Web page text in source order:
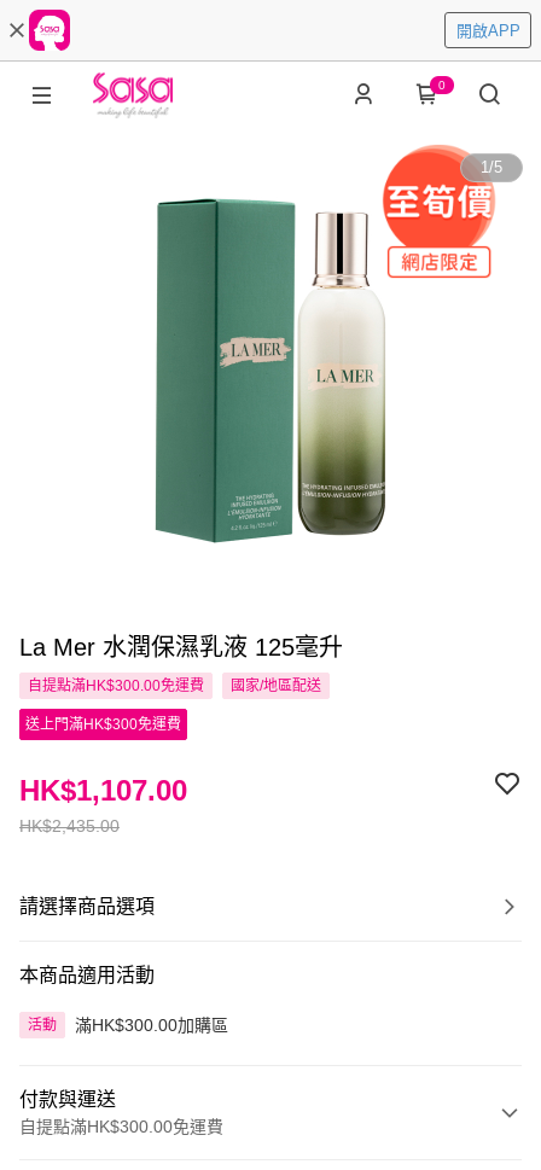
開啟APP
0
1/5
La Mer 水潤保濕乳液 125毫升
自提點滿HK$300.00免運費 國家/地區配送
送上門滿HK$300免運費
HK$2,435.00
HK$1,107.00
請選擇商品選項
本商品適用活動
活動 滿HK$300.00加購區
付款與運送
自提點滿HK$300.00免運費